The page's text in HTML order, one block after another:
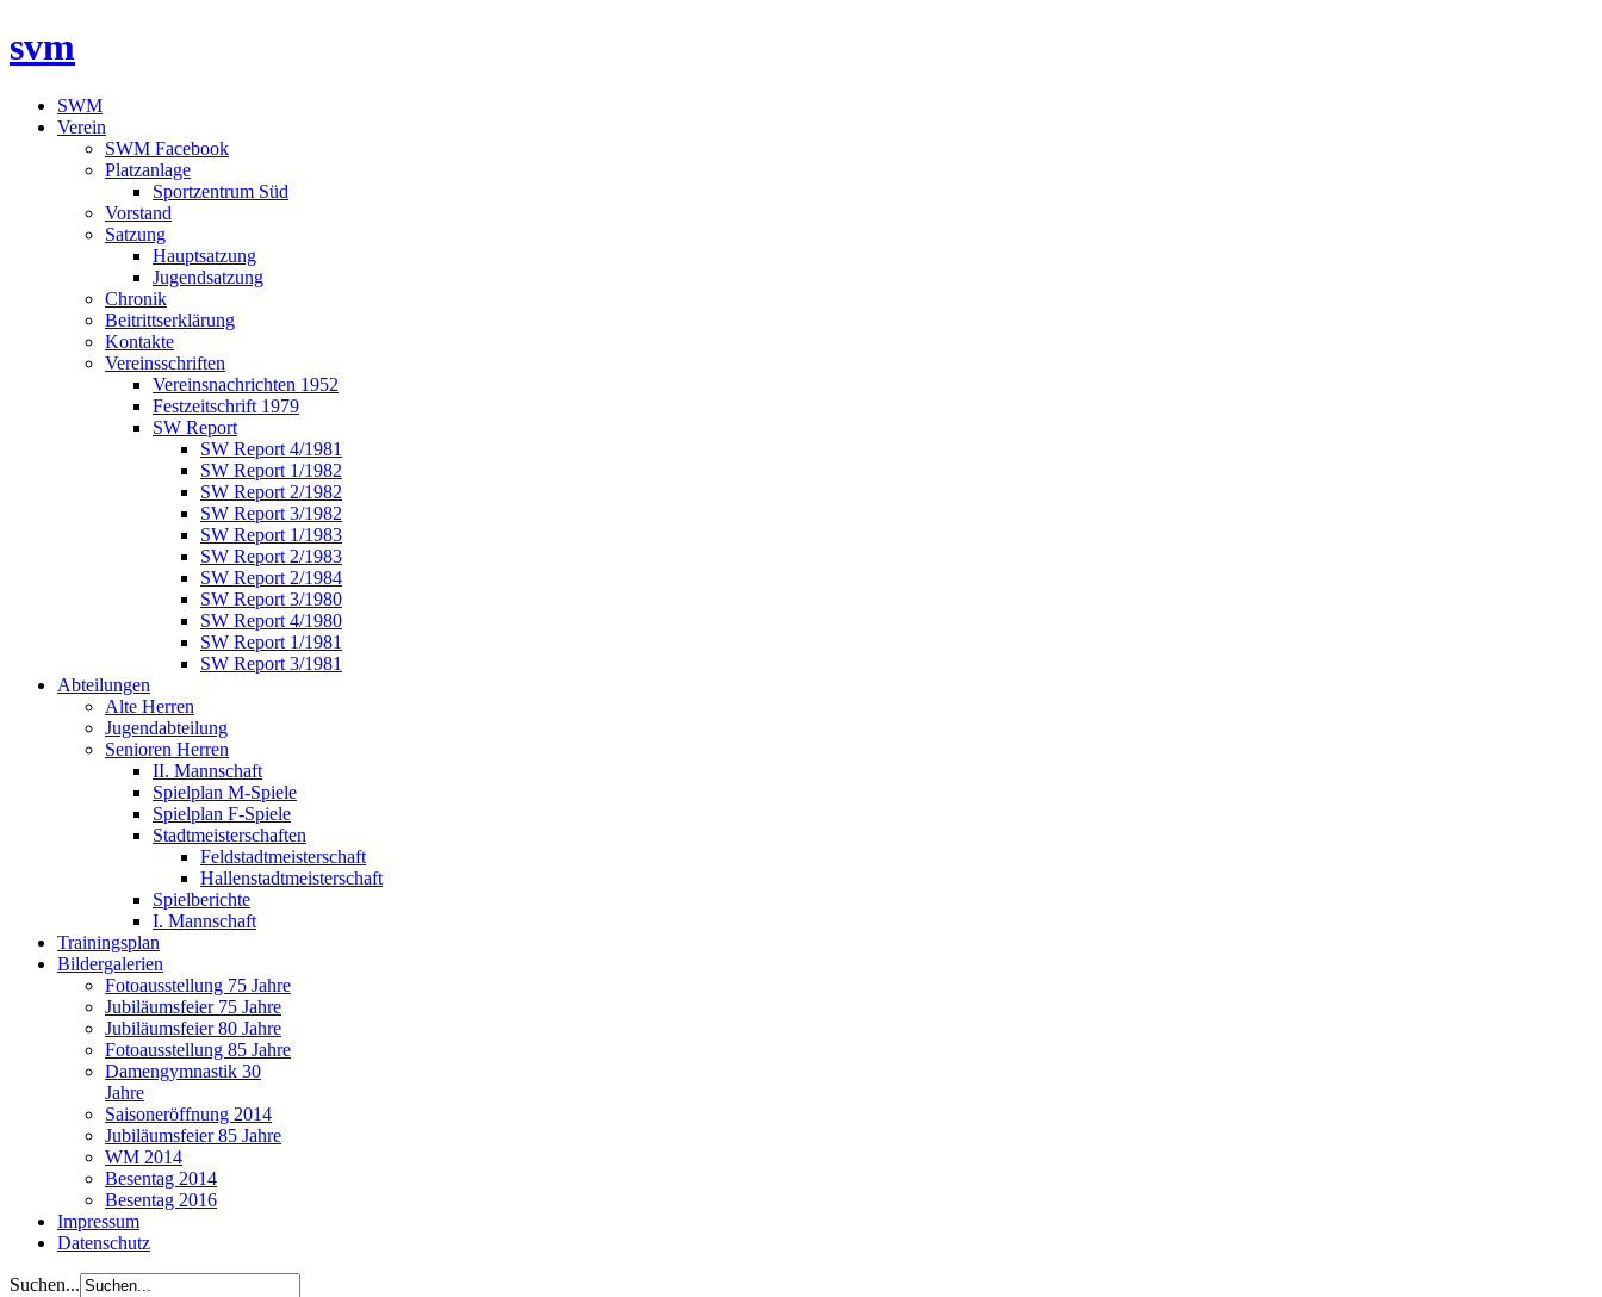
svm
SWM
Verein
SWM Facebook
Platzanlage
Sportzentrum Süd
Vorstand
Satzung
Hauptsatzung
Jugendsatzung
Chronik
Beitrittserklärung
Kontakte
Vereinsschriften
Vereinsnachrichten 1952
Festzeitschrift 1979
SW Report
SW Report 4/1981
SW Report 1/1982
SW Report 2/1982
SW Report 3/1982
SW Report 1/1983
SW Report 2/1983
SW Report 2/1984
SW Report 3/1980
SW Report 4/1980
SW Report 1/1981
SW Report 3/1981
Abteilungen
Alte Herren
Jugendabteilung
Senioren Herren
II. Mannschaft
Spielplan M-Spiele
Spielplan F-Spiele
Stadtmeisterschaften
Feldstadtmeisterschaft
Hallenstadtmeisterschaft
Spielberichte
I. Mannschaft
Trainingsplan
Bildergalerien
Fotoausstellung 75 Jahre
Jubiläumsfeier 75 Jahre
Jubiläumsfeier 80 Jahre
Fotoausstellung 85 Jahre
Damengymnastik 30
Jahre
Saisoneröffnung 2014
Jubiläumsfeier 85 Jahre
WM 2014
Besentag 2014
Besentag 2016
Impressum
Datenschutz
Suchen...